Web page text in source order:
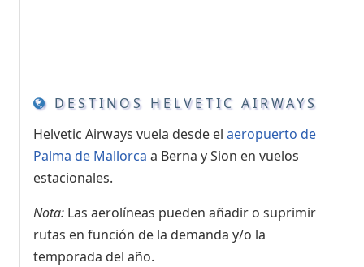
DESTINOS HELVETIC AIRWAYS
Helvetic Airways vuela desde el aeropuerto de
Palma de Mallorca a Berna y Sion en vuelos
estacionales.
Nota: Las aerolíneas pueden añadir o suprimir
rutas en función de la demanda y/o la
temporada del año.